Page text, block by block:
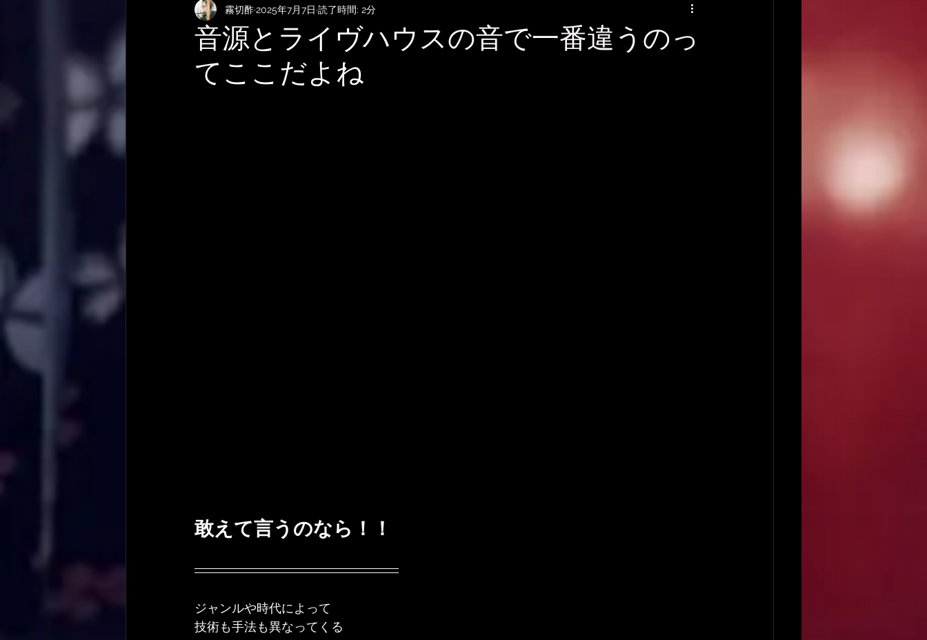
KEMPERおすすめRig・使い方 SubmitHub アーティストの逸話
やってみた・活動記録 音楽映画、MV考察
音源とライヴハウスの音で一番違うのっ
てここだよね
霧切酢2025年7月7日 読了時間: 2分
敢えて言うのなら！！
ジャンルや時代によって
技術も手法も異なってくる